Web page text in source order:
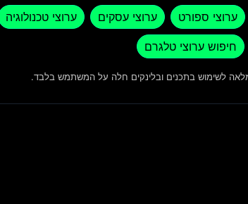
ערוצי ספורט ערוצי עסקים ערוצי טכנולוגיה
חיפוש ערוצי טלגרם
לשימוש בתכנים ובלינקים חלה על המשתמש בלבד.